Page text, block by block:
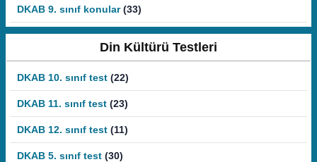
DKAB 9. sınıf konular (33)
Din Kültürü Testleri
DKAB 10. sınıf test (22)
DKAB 11. sınıf test (23)
DKAB 12. sınıf test (11)
DKAB 5. sınıf test (30)